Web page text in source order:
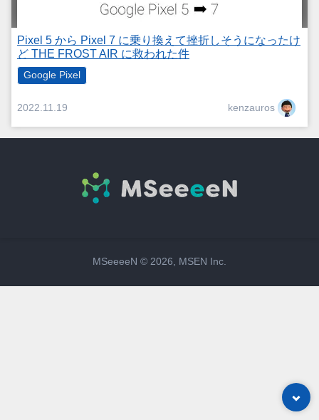
Pixel 5 から Pixel 7 に乗り換えて挫折しそうになったけ
ど THE FROST AIR に救われた件
Google Pixel
2022.11.19 kenzauros
MSeeeeN © 2026, MSEN Inc.